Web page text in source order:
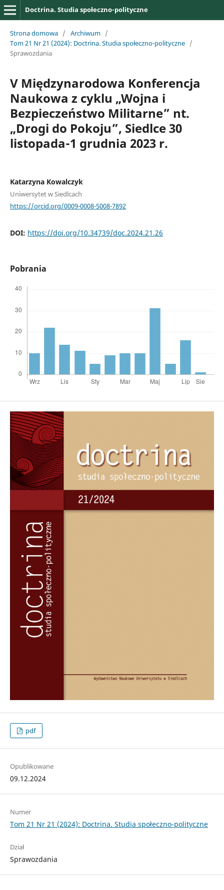
Doctrina. Studia społeczno-polityczne
Strona domowa / Archiwum /
Tom 21 Nr 21 (2024): Doctrina. Studia społeczno-polityczne /
Sprawozdania
V Międzynarodowa Konferencja
Naukowa z cyklu „Wojna i
Bezpieczeństwo Militarne” nt.
„Drogi do Pokoju”, Siedlce 30
listopada-1 grudnia 2023 r.
Katarzyna Kowalczyk
Uniwersytet w Siedlcach
https://orcid.org/0009-0008-5008-7892
DOI: https://doi.org/10.34739/doc.2024.21.26
Pobrania
pdf
Opublikowane
09.12.2024
Numer
Tom 21 Nr 21 (2024): Doctrina. Studia społeczno-polityczne
Dział
Sprawozdania